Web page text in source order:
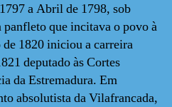
a Abril de 1798, sob
panfleto que incitava o povo à
1820 iniciou a carreira
deputado às Cortes
da Estremadura. Em
absolutista da Vilafrancada,